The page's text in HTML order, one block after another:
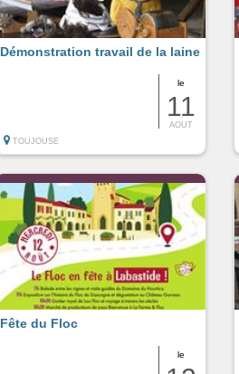
le
11
AOUT
Démonstration travail de la laine
TOUJOUSE
le
Fête du Floc